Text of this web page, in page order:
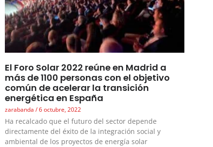
El Foro Solar 2022 reúne en Madrid a
más de 1100 personas con el objetivo
común de acelerar la transición
energética en España
zarabanda 6 octubre, 2022
Ha recalcado que el futuro del sector depende
directamente del éxito de la integración social y
ambiental de los proyectos de energía solar